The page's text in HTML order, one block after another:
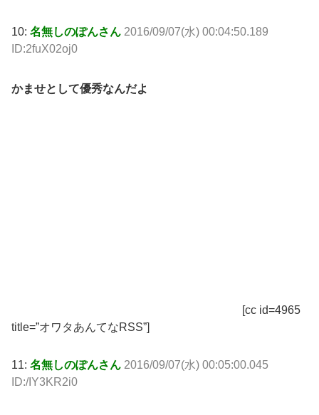
10: 名無しのぽんさん 2016/09/07(水) 00:04:50.189
ID:2fuX02oj0
かませとして優秀なんだよ
[cc id=4965
title=”オワタあんてなRSS”]
11: 名無しのぽんさん 2016/09/07(水) 00:05:00.045
ID:/IY3KR2i0